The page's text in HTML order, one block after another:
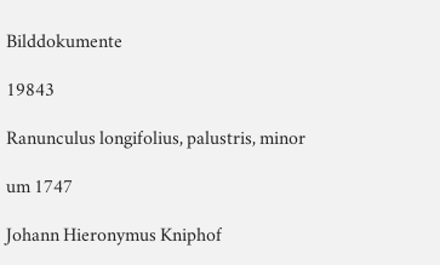
Bilddokumente
19843
Ranunculus longifolius, palustris, minor
um 1747
Johann Hieronymus Kniphof